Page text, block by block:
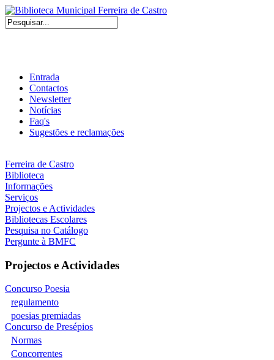
Entrada
Contactos
Newsletter
Notícias
Faq's
Sugestões e reclamações
Ferreira de Castro
Biblioteca
Informações
Serviços
Projectos e Actividades
Bibliotecas Escolares
Pesquisa no Catálogo
Pergunte à BMFC
Projectos e Actividades
Concurso Poesia
regulamento
poesias premiadas
Concurso de Presépios
Normas
Concorrentes